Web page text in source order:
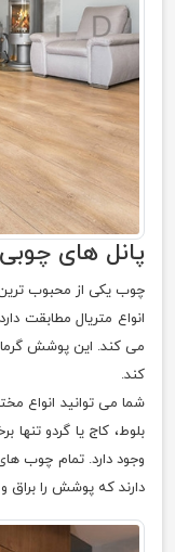
پانل های
چوب یکی از محبوب ترین
انواع متریال مطابقت
می کند. این پوشش
کند.
شما می توانید انواع
بلوط، کاج یا گردو
وجود دارد. تمام چوب
دارند که پوشش را براق